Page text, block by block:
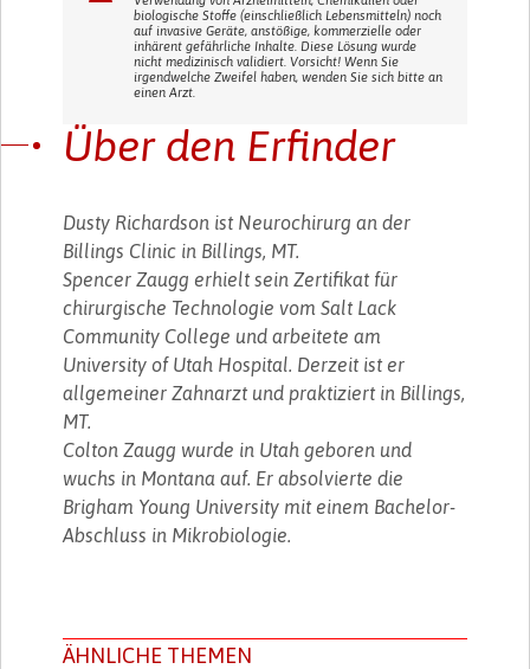
biologische Stoffe (einschließlich Lebensmitteln) noch
auf invasive Geräte, anstößige, kommerzielle oder
inhärent gefährliche Inhalte. Diese Lösung wurde
nicht medizinisch validiert. Vorsicht! Wenn Sie
irgendwelche Zweifel haben, wenden Sie sich bitte an
einen Arzt.
Über den Erfinder
Dusty Richardson ist Neurochirurg an der
Billings Clinic in Billings, MT.
Spencer Zaugg erhielt sein Zertifikat für
chirurgische Technologie vom Salt Lack
Community College und arbeitete am
University of Utah Hospital. Derzeit ist er
allgemeiner Zahnarzt und praktiziert in Billings,
MT.
Colton Zaugg wurde in Utah geboren und
wuchs in Montana auf. Er absolvierte die
Brigham Young University mit einem Bachelor-
Abschluss in Mikrobiologie.
ÄHNLICHE THEMEN